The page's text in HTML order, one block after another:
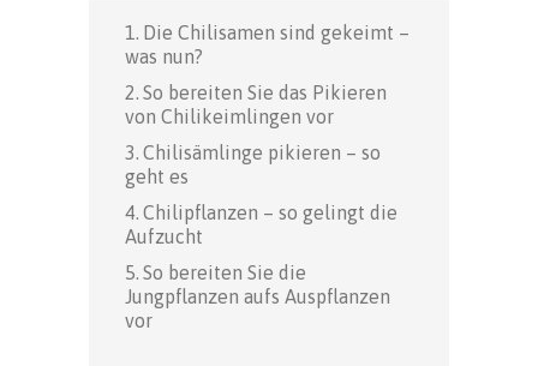
Die Chilisamen sind gekeimt –
was nun?
So bereiten Sie das Pikieren
von Chilikeimlingen vor
Chilisämlinge pikieren – so
geht es
Chilipflanzen – so gelingt die
Aufzucht
So bereiten Sie die
Jungpflanzen aufs Auspflanzen
vor